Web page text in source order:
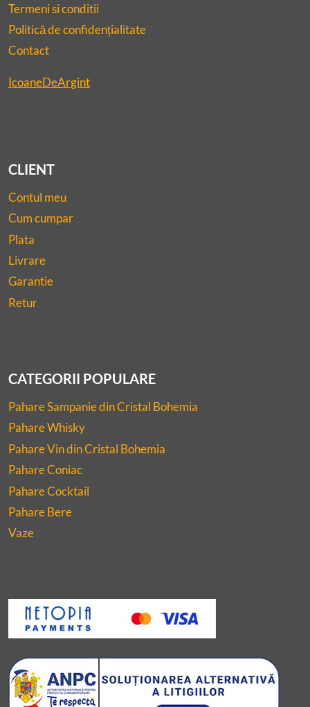
Termeni si conditii
Politică de confidențialitate
Contact
IcoaneDeArgint
CLIENT
Contul meu
Cum cumpar
Plata
Livrare
Garantie
Retur
CATEGORII POPULARE
Pahare Sampanie din Cristal Bohemia
Pahare Whisky
Pahare Vin din Cristal Bohemia
Pahare Coniac
Pahare Cocktail
Pahare Bere
Vaze